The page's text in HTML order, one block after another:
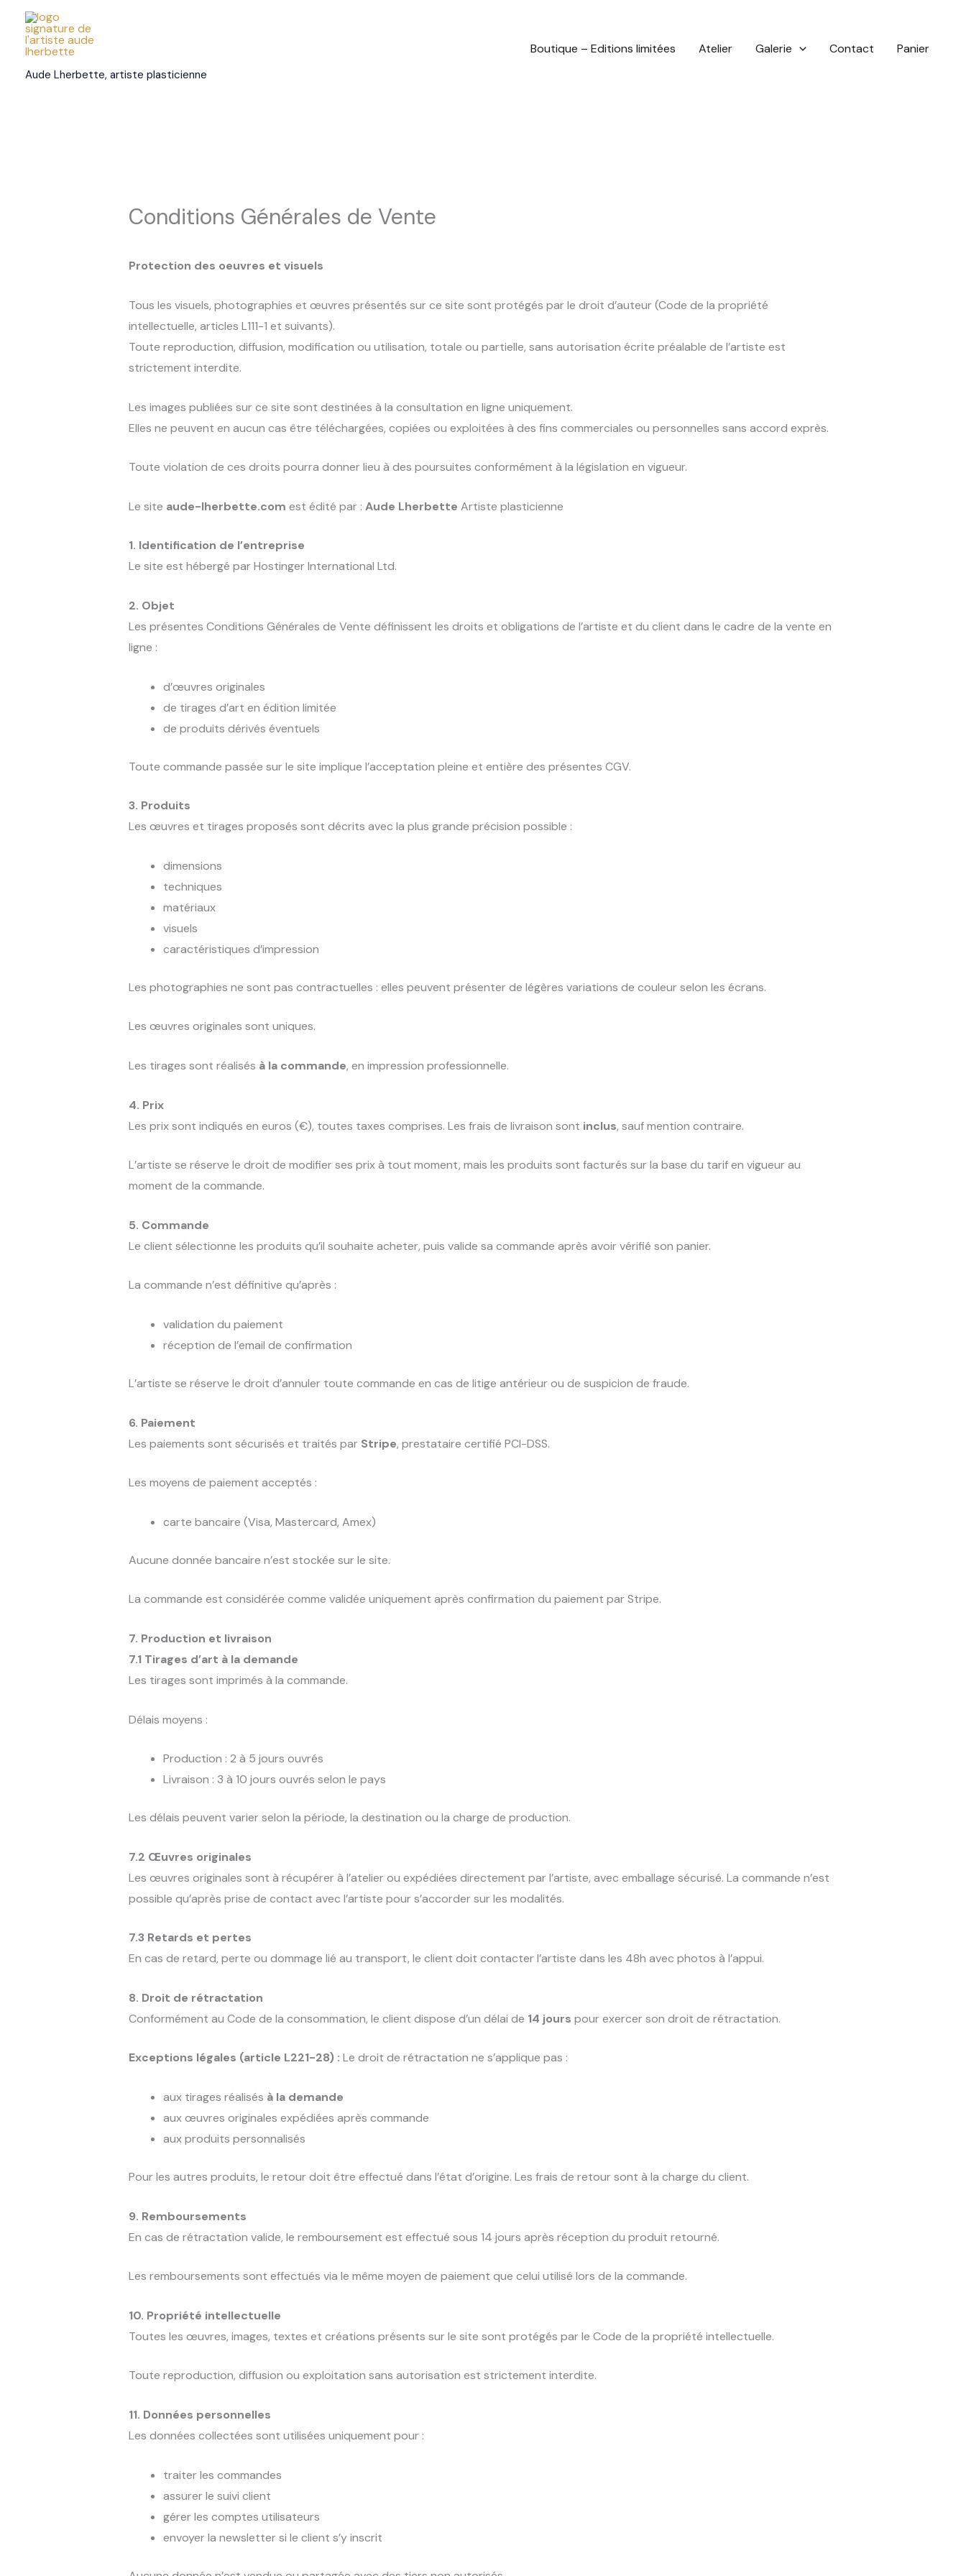
contenu
Aude Lherbette, artiste plasticienne
Boutique – Editions limitées Atelier Galerie Contact Panier
Conditions Générales de Vente
Protection des oeuvres et visuels
Tous les visuels, photographies et œuvres présentés sur ce site sont protégés par le droit d’auteur (Code de la propriété
intellectuelle, articles L111-1 et suivants).
Toute reproduction, diffusion, modification ou utilisation, totale ou partielle, sans autorisation écrite préalable de l’artiste est
strictement interdite.
Les images publiées sur ce site sont destinées à la consultation en ligne uniquement.
Elles ne peuvent en aucun cas être téléchargées, copiées ou exploitées à des fins commerciales ou personnelles sans accord exprès.
Toute violation de ces droits pourra donner lieu à des poursuites conformément à la législation en vigueur.
Le site aude-lherbette.com est édité par : Aude Lherbette Artiste plasticienne
1. Identification de l’entreprise
Le site est hébergé par Hostinger International Ltd.
2. Objet
Les présentes Conditions Générales de Vente définissent les droits et obligations de l’artiste et du client dans le cadre de la vente en
ligne :
d’œuvres originales
de tirages d’art en édition limitée
de produits dérivés éventuels
Toute commande passée sur le site implique l’acceptation pleine et entière des présentes CGV.
3. Produits
Les œuvres et tirages proposés sont décrits avec la plus grande précision possible :
dimensions
techniques
matériaux
visuels
caractéristiques d’impression
Les photographies ne sont pas contractuelles : elles peuvent présenter de légères variations de couleur selon les écrans.
Les œuvres originales sont uniques.
Les tirages sont réalisés à la commande, en impression professionnelle.
4. Prix
Les prix sont indiqués en euros (€), toutes taxes comprises. Les frais de livraison sont inclus, sauf mention contraire.
L’artiste se réserve le droit de modifier ses prix à tout moment, mais les produits sont facturés sur la base du tarif en vigueur au
moment de la commande.
5. Commande
Le client sélectionne les produits qu’il souhaite acheter, puis valide sa commande après avoir vérifié son panier.
La commande n’est définitive qu’après :
validation du paiement
réception de l’email de confirmation
L’artiste se réserve le droit d’annuler toute commande en cas de litige antérieur ou de suspicion de fraude.
6. Paiement
Les paiements sont sécurisés et traités par Stripe, prestataire certifié PCI-DSS.
Les moyens de paiement acceptés :
carte bancaire (Visa, Mastercard, Amex)
Aucune donnée bancaire n’est stockée sur le site.
La commande est considérée comme validée uniquement après confirmation du paiement par Stripe.
7. Production et livraison
7.1 Tirages d’art à la demande
Les tirages sont imprimés à la commande.
Délais moyens :
Production : 2 à 5 jours ouvrés
Livraison : 3 à 10 jours ouvrés selon le pays
Les délais peuvent varier selon la période, la destination ou la charge de production.
7.2 Œuvres originales
Les œuvres originales sont à récupérer à l’atelier ou expédiées directement par l’artiste, avec emballage sécurisé. La commande n’est
possible qu’après prise de contact avec l’artiste pour s’accorder sur les modalités.
7.3 Retards et pertes
En cas de retard, perte ou dommage lié au transport, le client doit contacter l’artiste dans les 48h avec photos à l’appui.
8. Droit de rétractation
Conformément au Code de la consommation, le client dispose d’un délai de 14 jours pour exercer son droit de rétractation.
Exceptions légales (article L221-28) : Le droit de rétractation ne s’applique pas :
aux tirages réalisés à la demande
aux œuvres originales expédiées après commande
aux produits personnalisés
Pour les autres produits, le retour doit être effectué dans l’état d’origine. Les frais de retour sont à la charge du client.
9. Remboursements
En cas de rétractation valide, le remboursement est effectué sous 14 jours après réception du produit retourné.
Les remboursements sont effectués via le même moyen de paiement que celui utilisé lors de la commande.
10. Propriété intellectuelle
Toutes les œuvres, images, textes et créations présents sur le site sont protégés par le Code de la propriété intellectuelle.
Toute reproduction, diffusion ou exploitation sans autorisation est strictement interdite.
11. Données personnelles
Les données collectées sont utilisées uniquement pour :
traiter les commandes
assurer le suivi client
gérer les comptes utilisateurs
envoyer la newsletter si le client s’y inscrit